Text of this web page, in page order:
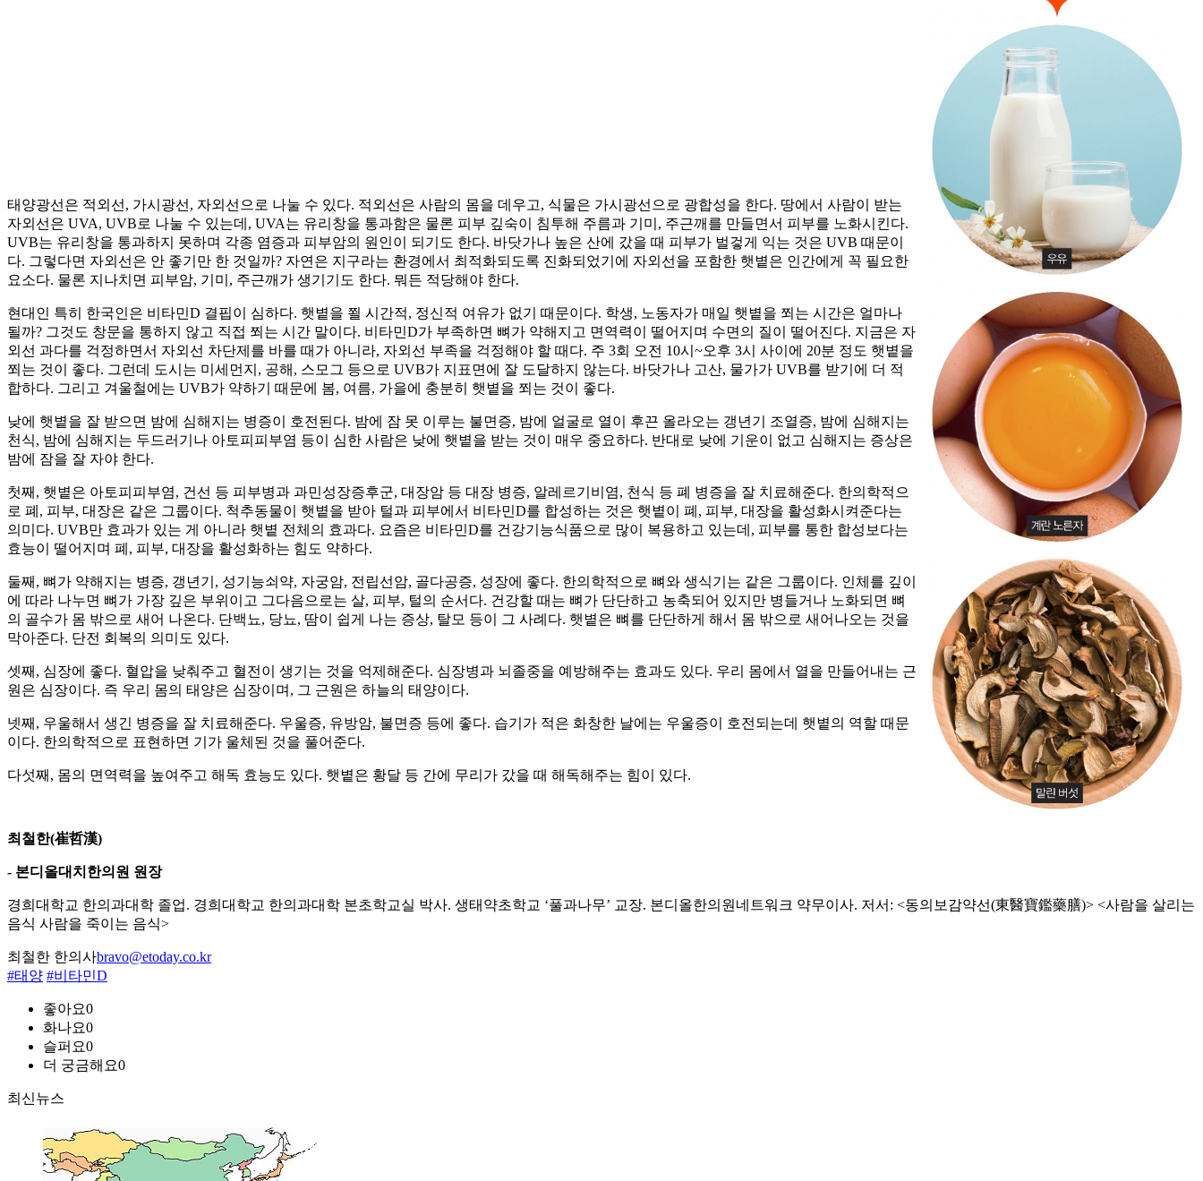
태양광선은 적외선, 가시광선, 자외선으로 나눌 수 있다. 적외선은 사람의 몸을 데우고, 식물은 가시광선으로 광합성을 한다. 땅에서 사람이 받는
자외선은 UVA, UVB로 나눌 수 있는데, UVA는 유리창을 통과함은 물론 피부 깊숙이 침투해 주름과 기미, 주근깨를 만들면서 피부를 노화시킨다.
UVB는 유리창을 통과하지 못하며 각종 염증과 피부암의 원인이 되기도 한다. 바닷가나 높은 산에 갔을 때 피부가 벌겋게 익는 것은 UVB 때문이
다. 그렇다면 자외선은 안 좋기만 한 것일까? 자연은 지구라는 환경에서 최적화되도록 진화되었기에 자외선을 포함한 햇볕은 인간에게 꼭 필요한
요소다. 물론 지나치면 피부암, 기미, 주근깨가 생기기도 한다. 뭐든 적당해야 한다.
현대인 특히 한국인은 비타민D 결핍이 심하다. 햇볕을 쬘 시간적, 정신적 여유가 없기 때문이다. 학생, 노동자가 매일 햇볕을 쬐는 시간은 얼마나
될까? 그것도 창문을 통하지 않고 직접 쬐는 시간 말이다. 비타민D가 부족하면 뼈가 약해지고 면역력이 떨어지며 수면의 질이 떨어진다. 지금은 자
외선 과다를 걱정하면서 자외선 차단제를 바를 때가 아니라, 자외선 부족을 걱정해야 할 때다. 주 3회 오전 10시~오후 3시 사이에 20분 정도 햇볕을
쬐는 것이 좋다. 그런데 도시는 미세먼지, 공해, 스모그 등으로 UVB가 지표면에 잘 도달하지 않는다. 바닷가나 고산, 물가가 UVB를 받기에 더 적
합하다. 그리고 겨울철에는 UVB가 약하기 때문에 봄, 여름, 가을에 충분히 햇볕을 쬐는 것이 좋다.
낮에 햇볕을 잘 받으면 밤에 심해지는 병증이 호전된다. 밤에 잠 못 이루는 불면증, 밤에 얼굴로 열이 후끈 올라오는 갱년기 조열증, 밤에 심해지는
천식, 밤에 심해지는 두드러기나 아토피피부염 등이 심한 사람은 낮에 햇볕을 받는 것이 매우 중요하다. 반대로 낮에 기운이 없고 심해지는 증상은
밤에 잠을 잘 자야 한다.
첫째, 햇볕은 아토피피부염, 건선 등 피부병과 과민성장증후군, 대장암 등 대장 병증, 알레르기비염, 천식 등 폐 병증을 잘 치료해준다. 한의학적으
로 폐, 피부, 대장은 같은 그룹이다. 척추동물이 햇볕을 받아 털과 피부에서 비타민D를 합성하는 것은 햇볕이 폐, 피부, 대장을 활성화시켜준다는
의미다. UVB만 효과가 있는 게 아니라 햇볕 전체의 효과다. 요즘은 비타민D를 건강기능식품으로 많이 복용하고 있는데, 피부를 통한 합성보다는
효능이 떨어지며 폐, 피부, 대장을 활성화하는 힘도 약하다.
둘째, 뼈가 약해지는 병증, 갱년기, 성기능쇠약, 자궁암, 전립선암, 골다공증, 성장에 좋다. 한의학적으로 뼈와 생식기는 같은 그룹이다. 인체를 깊이
에 따라 나누면 뼈가 가장 깊은 부위이고 그다음으로는 살, 피부, 털의 순서다. 건강할 때는 뼈가 단단하고 농축되어 있지만 병들거나 노화되면 뼈
의 골수가 몸 밖으로 새어 나온다. 단백뇨, 당뇨, 땀이 쉽게 나는 증상, 탈모 등이 그 사례다. 햇볕은 뼈를 단단하게 해서 몸 밖으로 새어나오는 것을
막아준다. 단전 회복의 의미도 있다.
셋째, 심장에 좋다. 혈압을 낮춰주고 혈전이 생기는 것을 억제해준다. 심장병과 뇌졸중을 예방해주는 효과도 있다. 우리 몸에서 열을 만들어내는 근
원은 심장이다. 즉 우리 몸의 태양은 심장이며, 그 근원은 하늘의 태양이다.
넷째, 우울해서 생긴 병증을 잘 치료해준다. 우울증, 유방암, 불면증 등에 좋다. 습기가 적은 화창한 날에는 우울증이 호전되는데 햇볕의 역할 때문
이다. 한의학적으로 표현하면 기가 울체된 것을 풀어준다.
다섯째, 몸의 면역력을 높여주고 해독 효능도 있다. 햇볕은 황달 등 간에 무리가 갔을 때 해독해주는 힘이 있다.
최철한(崔哲漢)
- 본디올대치한의원 원장
경희대학교 한의과대학 졸업. 경희대학교 한의과대학 본초학교실 박사. 생태약초학교 ‘풀과나무’ 교장. 본디올한의원네트워크 약무이사. 저서: <동의보감약선(東醫寶鑑藥膳)> <사람을 살리는
음식 사람을 죽이는 음식>
최철한 한의사bravo@etoday.co.kr
#태양 #비타민D
좋아요0
화나요0
슬퍼요0
더 궁금해요0
최신뉴스